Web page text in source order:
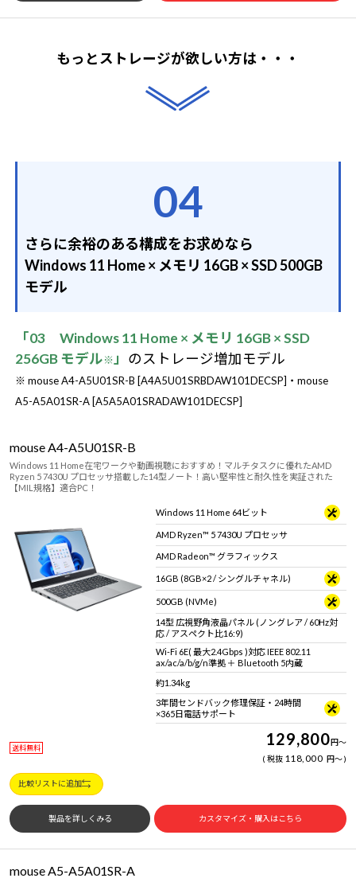
もっとストレージが欲しい方は・・・​​
04
さらに余裕のある構成をお求めなら
Windows 11 Home × メモリ 16GB × SSD 500GB
モデル
「03 Windows 11 Home × メモリ 16GB × SSD
256GB モデル※ 」 のストレージ増加モデル
※ mouse A4-A5U01SR-B [A4A5U01SRBDAW101DECSP]・mouse
A5-A5A01SR-A [A5A5A01SRADAW101DECSP]
mouse A4-A5U01SR-B
Windows 11 Home在宅ワークや動画視聴におすすめ！マルチタスクに優れたAMD
Ryzen 5 7430U プロセッサ搭載した14型ノート！高い堅牢性と耐久性を実証された
【MIL規格】適合PC！
Windows 11 Home 64ビット
AMD Ryzen™ 5 7430U プロセッサ
AMD Radeon™ グラフィックス
16GB (8GB×2 / シングルチャネル)
500GB (NVMe)
14型 広視野角液晶パネル (ノングレア / 60Hz対
応 / アスペクト比16:9)
Wi-Fi 6E( 最大2.4Gbps )対応 IEEE 802.11
ax/ac/a/b/g/n準拠 ＋ Bluetooth 5内蔵
約1.34kg
3年間センドバック修理保証・24時間
×365日電話サポート
送料無料 129,800円～
税抜 118,000 円～
比較リストに追加
製品を詳しくみる カスタマイズ・購入はこちら
mouse A5-A5A01SR-A